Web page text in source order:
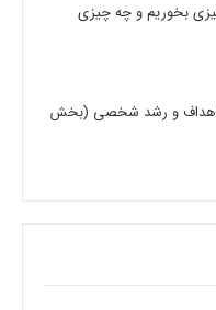
بخوریم و چه چیزی
اهداف و رشد شخصی (بخش